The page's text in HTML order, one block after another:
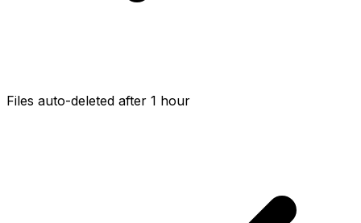
Files auto-deleted after 1 hour